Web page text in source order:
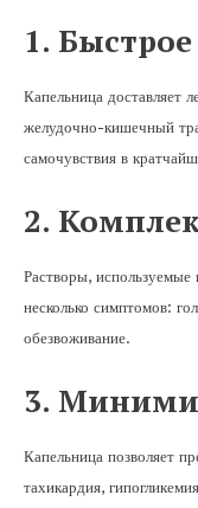
1.
Капельница доставляет
желудочно-кишечный
самочувствия в
2.
Растворы, используемые
несколько симптомов:
обезвоживание.
3.
Капельница позволяет
тахикардия,